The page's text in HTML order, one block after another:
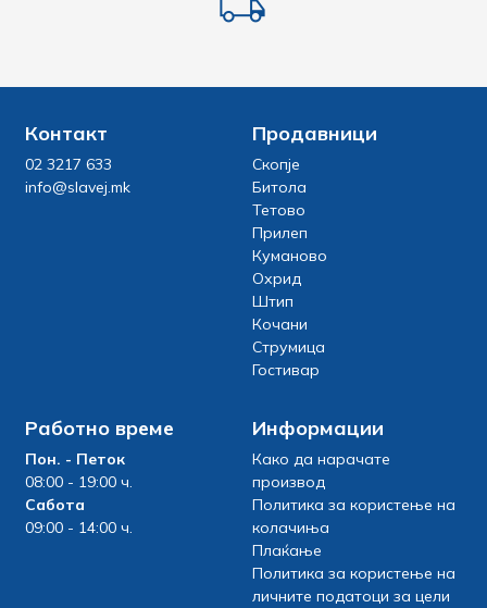
Контакт
02 3217 633
info@slavej.mk
Продавници
Скопје
Битола
Тетово
Прилеп
Куманово
Охрид
Штип
Кочани
Струмица
Гостивар
Работно време
Пон. - Петок
08:00 - 19:00 ч.
Сабота
09:00 - 14:00 ч.
Информации
Како да нарачате
производ
Политика за користење на
колачиња
Плаќање
Политика за користење на
личните податоци за цели